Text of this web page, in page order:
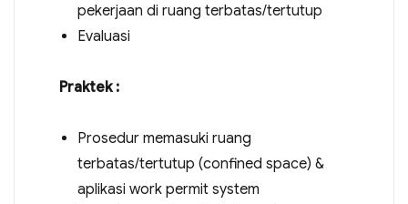
pekerjaan di ruang terbatas/tertutup
Evaluasi
Praktek :
Prosedur memasuki ruang
terbatas/tertutup (confined space) &
aplikasi work permit system